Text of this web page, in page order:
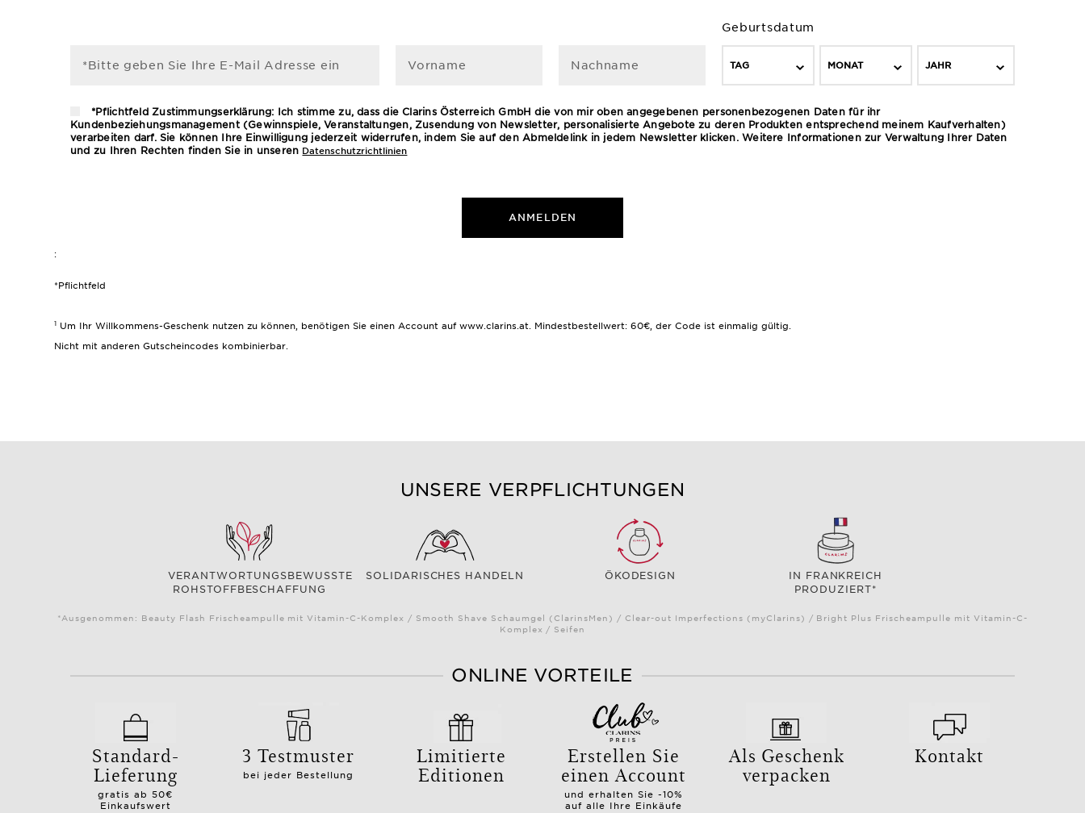
*Bitte geben Sie Ihre E-Mail Adresse ein Vorname Nachname
Geburtsdatum
TAG MONAT JAHR
*Pflichtfeld Zustimmungserklärung: Ich stimme zu, dass die Clarins Österreich GmbH die von mir oben angegebenen personenbezogenen Daten für ihr
Kundenbeziehungsmanagement (Gewinnspiele, Veranstaltungen, Zusendung von Newsletter, personalisierte Angebote zu deren Produkten entsprechend meinem Kaufverhalten)
verarbeiten darf. Sie können Ihre Einwilligung jederzeit widerrufen, indem Sie auf den Abmeldelink in jedem Newsletter klicken. Weitere Informationen zur Verwaltung Ihrer Daten
und zu Ihren Rechten finden Sie in unseren Datenschutzrichtlinien
ANMELDEN
:
*Pflichtfeld
1 Um Ihr Willkommens-Geschenk nutzen zu können, benötigen Sie einen Account auf www.clarins.at. Mindestbestellwert: 60€, der Code ist einmalig gültig.
Nicht mit anderen Gutscheincodes kombinierbar.
UNSERE VERPFLICHTUNGEN
VERANTWORTUNGSBEWUSSTE
ROHSTOFFBESCHAFFUNG
SOLIDARISCHES HANDELN ÖKODESIGN
IN FRANKREICH
PRODUZIERT*
*Ausgenommen: Beauty Flash Frischeampulle mit Vitamin-C-Komplex / Smooth Shave Schaumgel (ClarinsMen) / Clear-out Imperfections (myClarins) / Bright Plus Frischeampulle mit Vitamin-C-
Komplex / Seifen
ONLINE VORTEILE
Standard-
Lieferung
gratis ab 50€
Einkaufswert
3 Testmuster
bei jeder Bestellung
Limitierte
Editionen
Erstellen Sie
einen Account
und erhalten Sie -10%
auf alle Ihre Einkäufe
Als Geschenk
verpacken
Kontakt